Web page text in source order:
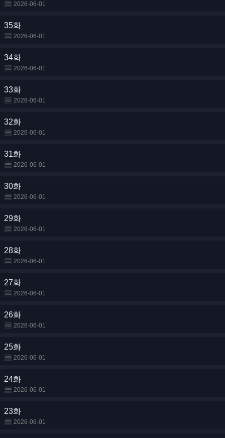
2026-06-01
35화
2026-06-01
34화
2026-06-01
33화
2026-06-01
32화
2026-06-01
31화
2026-06-01
30화
2026-06-01
29화
2026-06-01
28화
2026-06-01
27화
2026-06-01
26화
2026-06-01
25화
2026-06-01
24화
2026-06-01
23화
2026-06-01